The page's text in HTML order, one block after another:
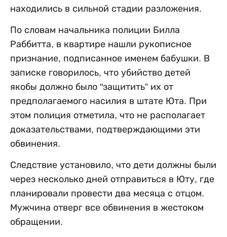
находились в сильной стадии разложения.
По словам начальника полиции Билла
Раббитта, в квартире нашли рукописное
признание, подписанное именем бабушки. В
записке говорилось, что убийство детей
якобы должно было "защитить” их от
предполагаемого насилия в штате Юта. При
этом полиция отметила, что не располагает
доказательствами, подтверждающими эти
обвинения.
Следствие установило, что дети должны были
через несколько дней отправиться в Юту, где
планировали провести два месяца с отцом.
Мужчина отверг все обвинения в жестоком
обращении.